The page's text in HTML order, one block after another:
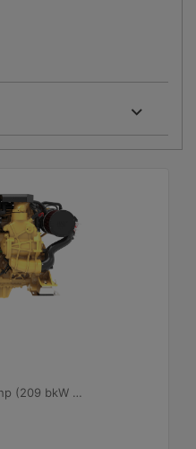
280 bhp - 425 bhp (209 bkW - 317 bkW)